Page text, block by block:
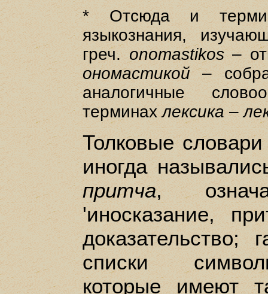
* Отсюда и
языкознания,
греч.onomastikos–
ономастикой–
аналогичные
терминахлексика –
Толковые
иногда
притча,
'иносказание,
доказательство;
списки
которые имеют